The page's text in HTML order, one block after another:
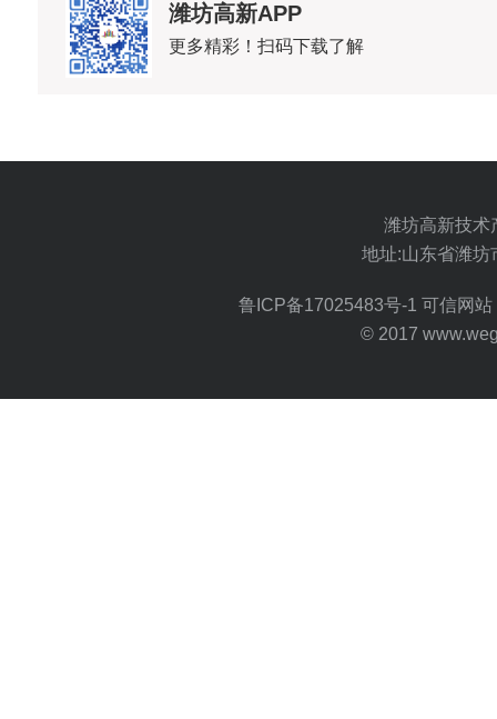
潍坊高新APP
更多精彩！扫码下载了解
潍坊高新技术
地址:山东省潍坊
鲁ICP备17025483号-1 可信网
© 2017